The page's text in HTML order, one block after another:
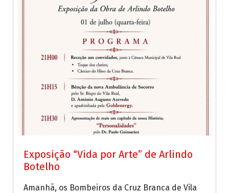
Exposição “Vida por Arte” de Arlindo
Botelho
Amanhã, os Bombeiros da Cruz Branca de Vila